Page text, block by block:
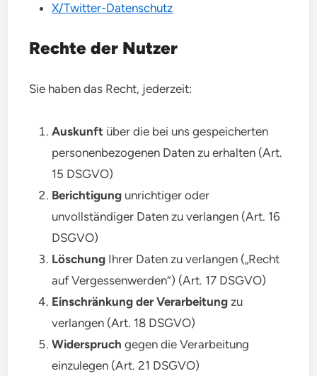
X/Twitter-Datenschutz
Rechte der Nutzer
Sie haben das Recht, jederzeit:
Auskunft über die bei uns gespeicherten
personenbezogenen Daten zu erhalten (Art.
15 DSGVO)
Berichtigung unrichtiger oder
unvollständiger Daten zu verlangen (Art. 16
DSGVO)
Löschung Ihrer Daten zu verlangen („Recht
auf Vergessenwerden“) (Art. 17 DSGVO)
Einschränkung der Verarbeitung zu
verlangen (Art. 18 DSGVO)
Widerspruch gegen die Verarbeitung
einzulegen (Art. 21 DSGVO)